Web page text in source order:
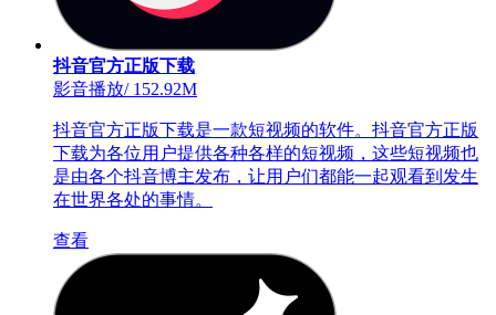
抖音官方正版下载
影音播放/152.92M
抖音官方正版下载是一款短视频的软件。抖音官方正版
下载为各位用户提供各种各样的短视频，这些短视频也
是由各个抖音博主发布，让用户们都能一起观看到发生
在世界各处的事情。
查看